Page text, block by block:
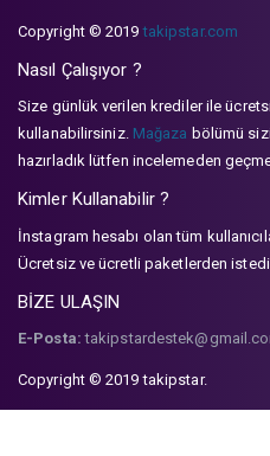
Copyright © 2019takipstar.com
Nasıl Çalışıyor ?
Size günlük verilen krediler ile
kullanabilirsiniz. Mağaza bölümü
hazırladık lütfen incelemeden
Kimler Kullanabilir ?
İnstagram hesabı olan tüm
Ücretsiz ve ücretli paketlerden
BİZE ULAŞIN
E-Posta:
Copyright © 2019 takipstar.